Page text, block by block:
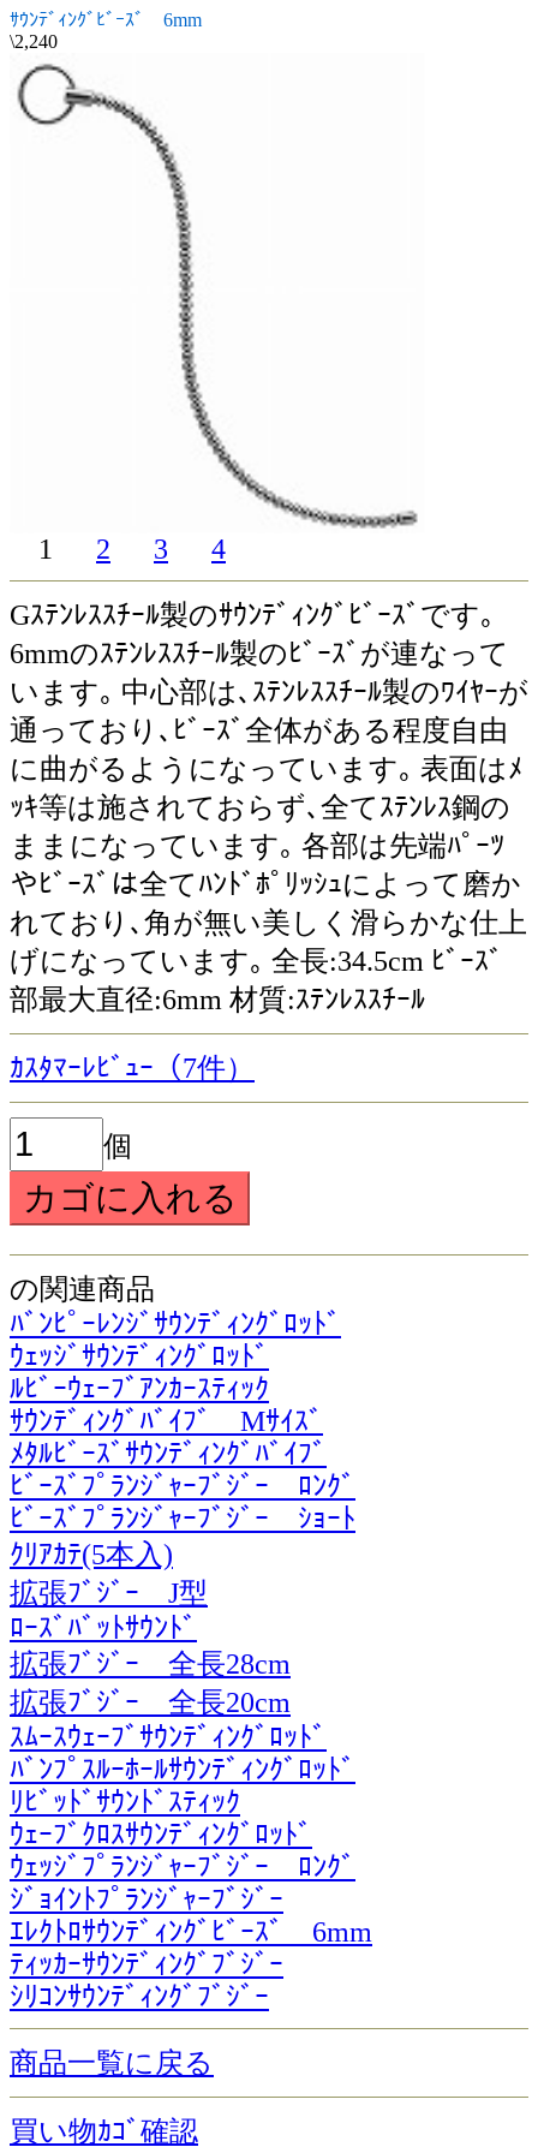
ｻｳﾝﾃﾞｨﾝｸﾞﾋﾞｰｽﾞ 6mm
\2,240
1 2 3 4
Gｽﾃﾝﾚｽｽﾁｰﾙ製のｻｳﾝﾃﾞｨﾝｸﾞﾋﾞｰｽﾞです｡
6mmのｽﾃﾝﾚｽｽﾁｰﾙ製のﾋﾞｰｽﾞが連なって
います｡ 中心部は､ｽﾃﾝﾚｽｽﾁｰﾙ製のﾜｲﾔｰが
通っており､ﾋﾞｰｽﾞ全体がある程度自由
に曲がるようになっています｡ 表面はﾒ
ｯｷ等は施されておらず､全てｽﾃﾝﾚｽ鋼の
ままになっています｡ 各部は先端ﾊﾟｰﾂ
やﾋﾞｰｽﾞは全てﾊﾝﾄﾞﾎﾟﾘｯｼｭによって磨か
れており､角が無い美しく滑らかな仕上
げになっています｡ 全長:34.5cm ﾋﾞｰｽﾞ
部最大直径:6mm 材質:ｽﾃﾝﾚｽｽﾁｰﾙ
ｶｽﾀﾏｰﾚﾋﾞｭｰ（7件）
個
の関連商品
ﾊﾞﾝﾋﾟｰﾚﾝｼﾞｻｳﾝﾃﾞｨﾝｸﾞﾛｯﾄﾞ
ｳｪｯｼﾞｻｳﾝﾃﾞｨﾝｸﾞﾛｯﾄﾞ
ﾙﾋﾞｰｳｪｰﾌﾞｱﾝｶｰｽﾃｨｯｸ
ｻｳﾝﾃﾞｨﾝｸﾞﾊﾞｲﾌﾞ Mｻｲｽﾞ
ﾒﾀﾙﾋﾞｰｽﾞｻｳﾝﾃﾞｨﾝｸﾞﾊﾞｲﾌﾞ
ﾋﾞｰｽﾞﾌﾟﾗﾝｼﾞｬｰﾌﾞｼﾞｰ ﾛﾝｸﾞ
ﾋﾞｰｽﾞﾌﾟﾗﾝｼﾞｬｰﾌﾞｼﾞｰ ｼｮｰﾄ
ｸﾘｱｶﾃ(5本入)
拡張ﾌﾞｼﾞｰ J型
ﾛｰｽﾞﾊﾞｯﾄｻｳﾝﾄﾞ
拡張ﾌﾞｼﾞｰ 全長28cm
拡張ﾌﾞｼﾞｰ 全長20cm
ｽﾑｰｽｳｪｰﾌﾞｻｳﾝﾃﾞｨﾝｸﾞﾛｯﾄﾞ
ﾊﾞﾝﾌﾟｽﾙｰﾎｰﾙｻｳﾝﾃﾞｨﾝｸﾞﾛｯﾄﾞ
ﾘﾋﾞｯﾄﾞｻｳﾝﾄﾞｽﾃｨｯｸ
ｳｪｰﾌﾞｸﾛｽｻｳﾝﾃﾞｨﾝｸﾞﾛｯﾄﾞ
ｳｪｯｼﾞﾌﾟﾗﾝｼﾞｬｰﾌﾞｼﾞｰ ﾛﾝｸﾞ
ｼﾞｮｲﾝﾄﾌﾟﾗﾝｼﾞｬｰﾌﾞｼﾞｰ
ｴﾚｸﾄﾛｻｳﾝﾃﾞｨﾝｸﾞﾋﾞｰｽﾞ 6mm
ﾃｨｯｶｰｻｳﾝﾃﾞｨﾝｸﾞﾌﾞｼﾞｰ
ｼﾘｺﾝｻｳﾝﾃﾞｨﾝｸﾞﾌﾞｼﾞｰ
商品一覧に戻る
買い物ｶｺﾞ確認